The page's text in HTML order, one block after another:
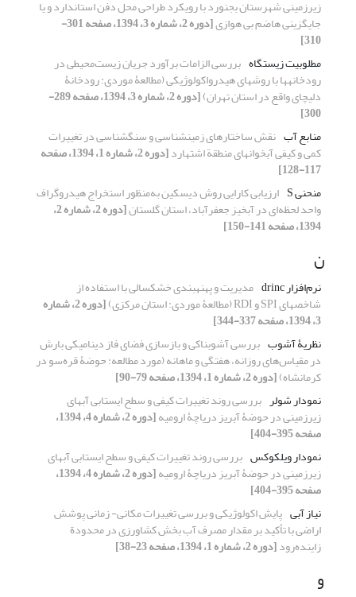
زیرزمینی شهرستان بجنورد با رویکرد طراحی محل دفن استاندارد و یا
جایگزینی هاضم بی‏ هوازی [دوره 2، شماره 3، 1394، صفحه 301-
310]
مطلوبیت زیستگاه بررسی الزامات برآورد جریان زیست‌محیطی در
رودخانه‏ها با روش‏های هیدرواکولوژیکی (مطالعۀ موردی: رودخانۀ
دلیچای واقع در استان تهران) [دوره 2، شماره 3، 1394، صفحه 289-
300]
منابع آب‌ نقش ساختارهای زمینشناسی و سنگشناسی در تغییرات
کمی و کیفی آبخوانهای منطقة اشتهارد [دوره 2، شماره 1، 1394، صفحه
117-128]
منحنی S
ارزیابی کارایی روش دیسکین به‌منظور استخراج هیدروگراف
واحد لحظه‌ای در آبخیز جعفرآباد، استان گلستان [دوره 2، شماره 2،
1394، صفحه 141-150]
ن
نرم‌افزار drinc مدیریت و پهنه‏بندی خشکسالی با استفاده از
شاخص‏های SPI و RDI (مطالعۀ موردی: استان مرکزی) [دوره 2، شماره
3، 1394، صفحه 337-344]
نظریۀ آشوب بررسی آشوبناکی و بازسازی فضای فاز دینامیکی بارش
در مقیاس‌های روزانه، هفتگی و ماهانه (مورد مطالعه: حوضۀ قره‌سو در
کرمانشاه)[دوره 2، شماره 1، 1394، صفحه 79-90]
نمودار شولر بررسی روند تغییرات کیفی و سطح ایستابی آب‏های
زیرزمینی در حوضۀ آبریز دریاچۀ ارومیه [دوره 2، شماره 4، 1394،
صفحه 395-404]
نمودار ویلکوکس بررسی روند تغییرات کیفی و سطح ایستابی آب‏های
زیرزمینی در حوضۀ آبریز دریاچۀ ارومیه [دوره 2، شماره 4، 1394،
صفحه 395-404]
نیاز آبی پایش اکولوژیکی و بررسی تغییرات مکانی- زمانی پوشش
اراضی با تأکید بر مقدار مصرف آب بخش کشاورزی در محدودة
زاینده‌رود[دوره 2، شماره 1، 1394، صفحه 23-38]
و